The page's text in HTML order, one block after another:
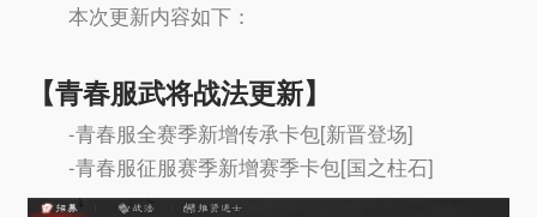
本次更新内容如下：
【青春服武将战法更新】
-青春服全赛季新增传承卡包[新晋登场]
-青春服征服赛季新增赛季卡包[国之柱石]